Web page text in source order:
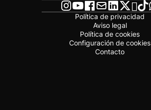
Política de privacidad
Aviso legal
Política de cookies
Configuración de cookies
Contacto